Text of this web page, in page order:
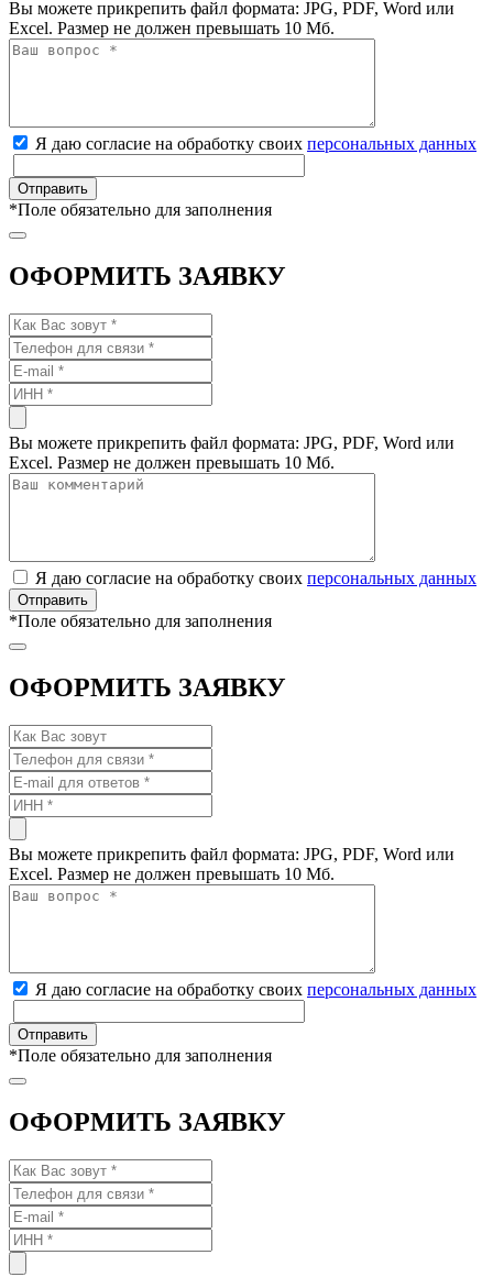
Вы можете прикрепить файл формата: JPG, PDF, Word или
Excel. Размер не должен превышать 10 Мб.
Я даю согласие на обработку своих персональных данных
*Поле обязательно для заполнения
ОФОРМИТЬ ЗАЯВКУ
Вы можете прикрепить файл формата: JPG, PDF, Word или
Excel. Размер не должен превышать 10 Мб.
Я даю согласие на обработку своих персональных данных
*Поле обязательно для заполнения
ОФОРМИТЬ ЗАЯВКУ
Вы можете прикрепить файл формата: JPG, PDF, Word или
Excel. Размер не должен превышать 10 Мб.
Я даю согласие на обработку своих персональных данных
*Поле обязательно для заполнения
ОФОРМИТЬ ЗАЯВКУ